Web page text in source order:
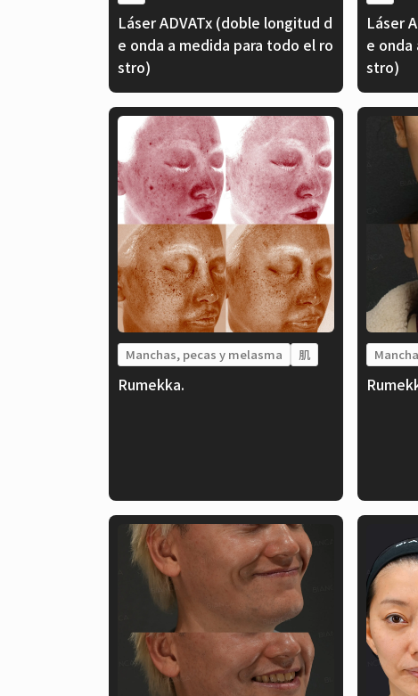
Láser ADVATx (doble longitud d
e onda a medida para todo el ro
stro)
Láser
e onda
stro)
Manchas, pecas y melasma 肌
Rumekka.